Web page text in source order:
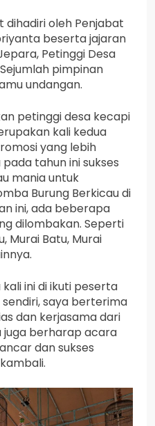
oleh Penjabat
beserta jajaran
Petinggi Desa
pimpinan
undangan.
petinggi desa kecapi
kali kedua
yang lebih
tahun ini sukses
mania untuk
Burung Berkicau di
ini, ada beberapa
dilombakan. Seperti
Murai Batu, Murai
kali ini di ikuti peserta
saya berterima
dan kerjasama dari
juga berharap acara
dan sukses